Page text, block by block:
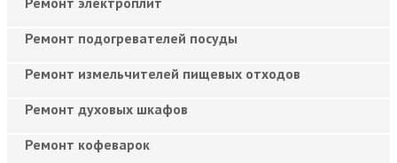
Ремонт подогревателей посуды
Ремонт измельчителей пищевых отходов
Ремонт духовых шкафов
Ремонт кофеварок